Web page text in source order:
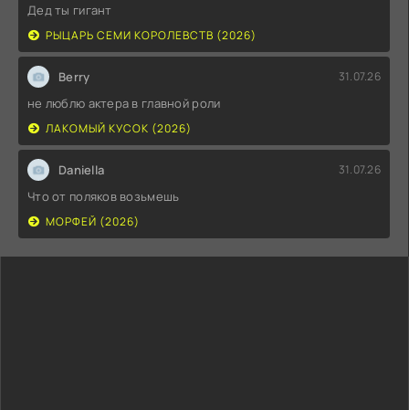
Дед ты гигант
РЫЦАРЬ СЕМИ КОРОЛЕВСТВ (2026)
Berry 31.07.26
не люблю актера в главной роли
ЛАКОМЫЙ КУСОК (2026)
Daniella 31.07.26
Что от поляков возьмешь
МОРФЕЙ (2026)